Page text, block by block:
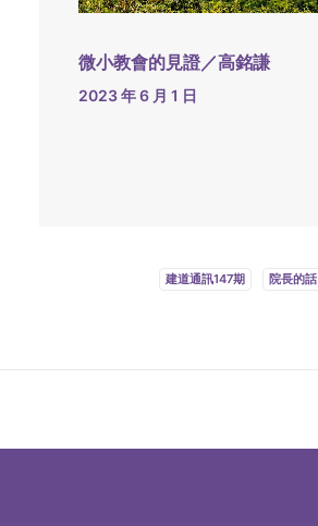
微小教會的見證／高銘謙
2023 年 6 月 1 日
建道通訊147期 院長的話